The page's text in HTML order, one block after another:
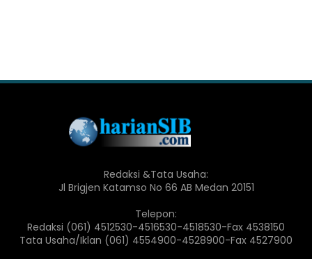
Redaksi &Tata Usaha:
Jl Brigjen Katamso No 66 AB Medan 20151
Telepon:
Redaksi (061) 4512530-4516530-4518530-Fax 4538150
Tata Usaha/Iklan (061) 4554900-4528900-Fax 4527900